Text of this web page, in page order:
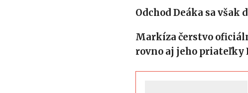
Odchod Deáka sa však
Markíza čerstvo
rovno aj jeho priateľky